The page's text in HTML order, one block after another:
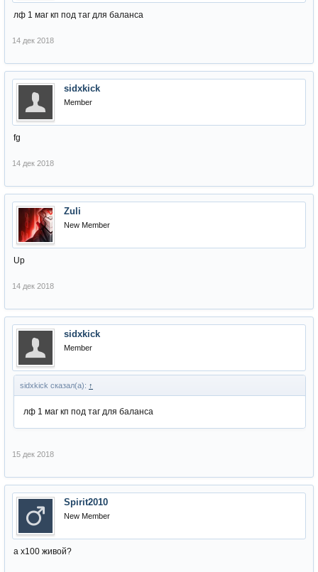
лф 1 маг кп под таг для баланса
14 дек 2018
sidxkick
Member
fg
14 дек 2018
Zuli
New Member
Up
14 дек 2018
sidxkick
Member
sidxkick сказал(а): ↑
лф 1 маг кп под таг для баланса
15 дек 2018
Spirit2010
New Member
а х100 живой?